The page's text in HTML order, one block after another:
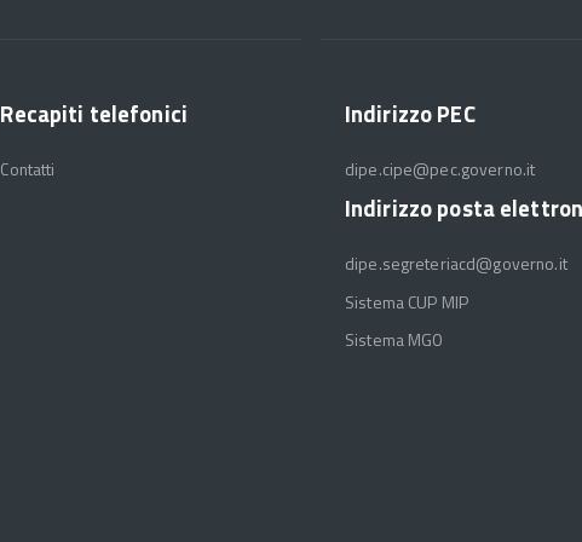
Recapiti telefonici
Contatti
Indirizzo PEC
dipe.cipe@pec.governo.it
Indirizzo posta
dipe.segreteriacd@governo.it
Sistema CUP MIP
Sistema MGO